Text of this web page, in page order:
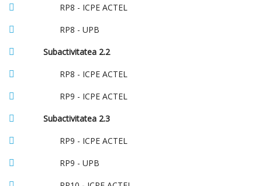
RP8 - ICPE ACTEL
RP8 - UPB
Subactivitatea 2.2
RP8 - ICPE ACTEL
RP9 - ICPE ACTEL
Subactivitatea 2.3
RP9 - ICPE ACTEL
RP9 - UPB